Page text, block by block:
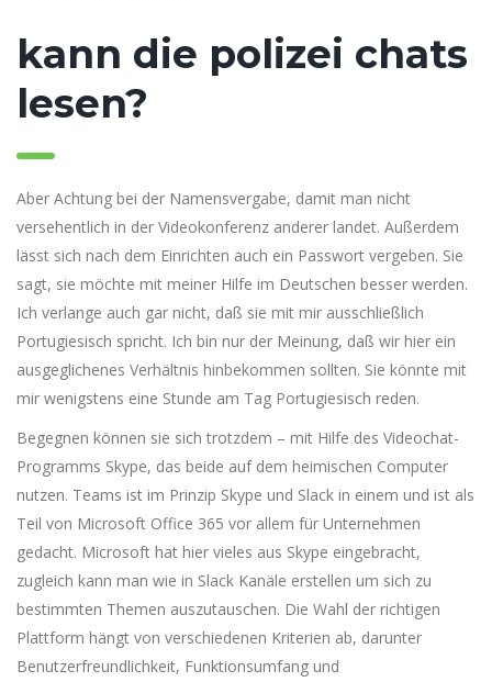
kann die polizei chats
lesen?
Aber Achtung bei der Namensvergabe, damit man nicht
versehentlich in der Videokonferenz anderer landet. Außerdem
lässt sich nach dem Einrichten auch ein Passwort vergeben. Sie
sagt, sie möchte mit meiner Hilfe im Deutschen besser werden.
Ich verlange auch gar nicht, daß sie mit mir ausschließlich
Portugiesisch spricht. Ich bin nur der Meinung, daß wir hier ein
ausgeglichenes Verhältnis hinbekommen sollten. Sie könnte mit
mir wenigstens eine Stunde am Tag Portugiesisch reden.
Begegnen können sie sich trotzdem – mit Hilfe des Video­chat-
Programms Skype, das beide auf dem heimischen Computer
nutzen. Teams ist im Prinzip Skype und Slack in einem und ist als
Teil von Microsoft Office 365 vor allem für Unternehmen
gedacht. Microsoft hat hier vieles aus Skype eingebracht,
zugleich kann man wie in Slack Kanäle erstellen um sich zu
bestimmten Themen auszutauschen. Die Wahl der richtigen
Plattform hängt von verschiedenen Kriterien ab, darunter
Benutzerfreundlichkeit, Funktionsumfang und